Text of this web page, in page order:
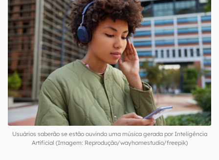
Usuários saberão se estão ouvindo uma música gerada por Inteligência
Artificial (Imagem: Reprodução/wayhomestudio/freepik)